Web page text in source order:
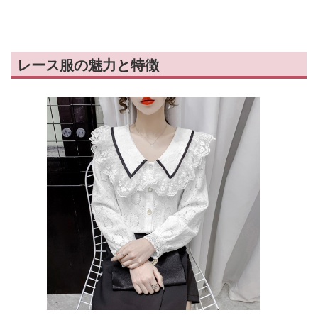
レース服の魅力と特徴